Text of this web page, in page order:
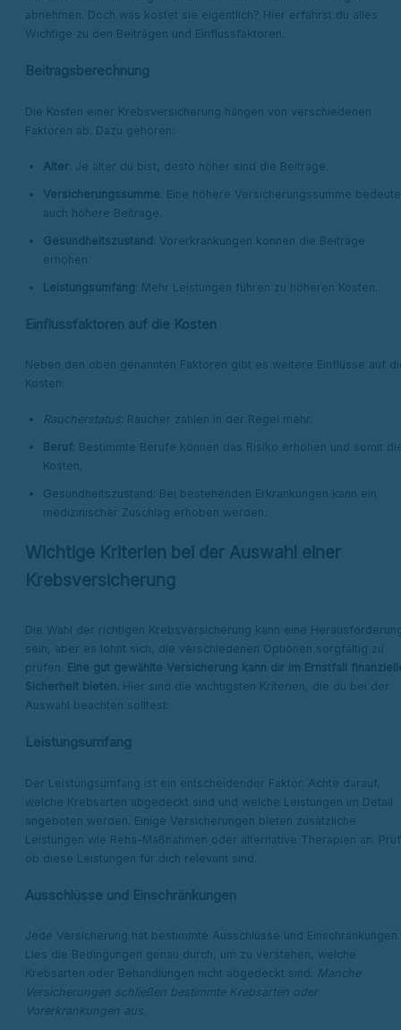
abnehmen. Doch was kostet sie eigentlich? Hier erfährst du alles
Wichtige zu den Beiträgen und Einflussfaktoren.
Beitragsberechnung
Die Kosten einer Krebsversicherung hängen von verschiedenen
Faktoren ab. Dazu gehören:
Alter : Je älter du bist, desto höher sind die Beiträge.
Versicherungssumme : Eine höhere Versicherungssumme
auch höhere Beiträge.
Gesundheitszustand : Vorerkrankungen können die Beiträge
erhöhen.
Leistungsumfang : Mehr Leistungen führen zu höheren Kosten.
Einflussfaktoren auf die Kosten
Neben den oben genannten Faktoren gibt es weitere Einflüsse auf
Kosten:
Raucherstatus : Raucher zahlen in der Regel mehr.
Beruf : Bestimmte Berufe können das Risiko erhöhen und somit
Kosten.
Gesundheitszustand: Bei bestehenden Erkrankungen kann ein
medizinischer Zuschlag erhoben werden.
Wichtige Kriterien bei der Auswahl einer
Krebsversicherung
Die Wahl der richtigen Krebsversicherung kann eine
sein, aber es lohnt sich, die verschiedenen Optionen sorgfältig zu
prüfen.
Eine gut gewählte Versicherung kann dir im Ernstfall
Sicherheit bieten. Hier sind die wichtigsten Kriterien, die du bei der
Auswahl beachten solltest:
Leistungsumfang
Der Leistungsumfang ist ein entscheidender Faktor. Achte darauf,
welche Krebsarten abgedeckt sind und welche Leistungen im Detail
angeboten werden. Einige Versicherungen bieten zusätzliche
Leistungen wie Reha-Maßnahmen oder alternative Therapien an.
ob diese Leistungen für dich relevant sind.
Ausschlüsse und Einschränkungen
Jede Versicherung hat bestimmte Ausschlüsse und Einschränkungen.
Lies die Bedingungen genau durch, um zu verstehen, welche
Krebsarten oder Behandlungen nicht abgedeckt sind.
Manche
Versicherungen schließen bestimmte Krebsarten oder
Vorerkrankungen aus.